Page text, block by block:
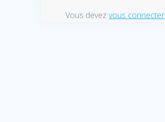
Vous devezvous connecter